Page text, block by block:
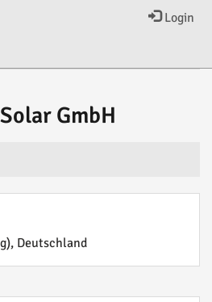
Login
GmbH
Deutschland